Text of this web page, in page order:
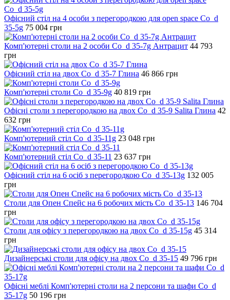
Офісний стіл на 4 особи з перегородкою для open space Co_d
35-5g 75 004 грн
Комп'ютерні столи на 2 особи Co_d 35-7g Антрацит 44 793
грн
Офісний стіл на двох Co_d 35-7 Глина 46 866 грн
Комп'ютерні столи Co_d 35-9g 40 819 грн
Офісні столи з перегородкою на двох Co_d 35-9 Salita Глина 42
632 грн
Комп'ютерний стіл Co_d 35-11g 23 048 грн
Комп'ютерний стіл Co_d 35-11 23 637 грн
Офісний стіл на 6 осіб з перегородкою Co_d 35-13g 132 005
грн
Столи для Опен Спейс на 6 робочих мість Co_d 35-13 146 704
грн
Столи для офісу з перегородкою на двох Co_d 35-15g 45 314
грн
Дизайнерські столи для офісу на двох Co_d 35-15 49 796 грн
Офісні меблі Комп'ютерні столи на 2 персони та шафи Co_d
35-17g 50 196 грн